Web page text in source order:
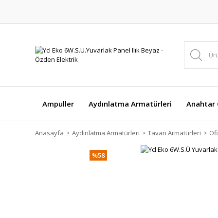
Ampuller Aydınlatma Armatürleri Anahtar
Anasayfa Aydınlatma Armatürleri Tavan Armatürleri
%58